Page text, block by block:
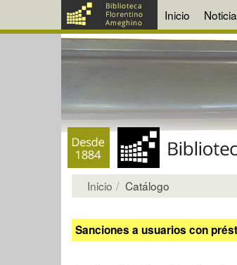
Inicio
Inicio Catálogo
Sanciones a usuarios con